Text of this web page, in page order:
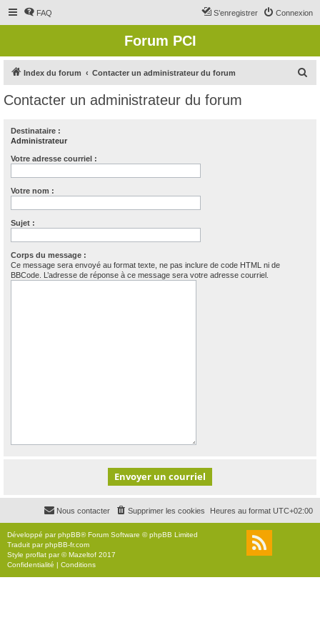
FAQ Connexion
S’enregistrer
Forum PCI
Index du forum Contacter un administrateur du forum
Contacter un administrateur du forum
Destinataire :
Administrateur
Votre adresse courriel :
Votre nom :
Sujet :
Corps du message :
Ce message sera envoyé au format texte, ne pas inclure de code HTML ni de
BBCode. L’adresse de réponse à ce message sera votre adresse courriel.
Heures au format UTC+02:00
Supprimer les cookies
Nous contacter
Développé parphpBB® Forum Software © phpBB Limited
Traduit parphpBB-fr.com
Style proflat par ©Mazeltof 2017
Confidentialité | Conditions